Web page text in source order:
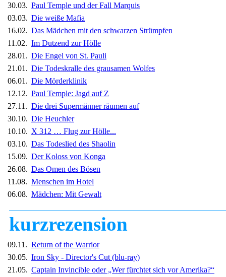
30.03. Paul Temple und der Fall Marquis
03.03. Die weiße Mafia
16.02. Das Mädchen mit den schwarzen Strümpfen
11.02. Im Dutzend zur Hölle
28.01. Die Engel von St. Pauli
21.01. Die Todeskralle des grausamen Wolfes
06.01. Die Mörderklinik
12.12. Paul Temple: Jagd auf Z
27.11. Die drei Supermänner räumen auf
30.10. Die Heuchler
10.10. X 312 … Flug zur Hölle...
03.10. Das Todeslied des Shaolin
15.09. Der Koloss von Konga
26.08. Das Omen des Bösen
11.08. Menschen im Hotel
06.08. Mädchen: Mit Gewalt
kurzrezension
09.11. Return of the Warrior
30.05. Iron Sky - Director's Cut (blu-ray)
21.05. Captain Invincible oder „Wer fürchtet sich vor Amerika?“